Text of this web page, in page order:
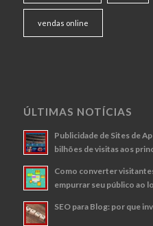
vendas online
ÚLTIMAS NOTÍCIAS
Publicidade de Sites de
bilhões de visitas aos
Como converter
empurrar seu público ao
SEO para Blog: por que